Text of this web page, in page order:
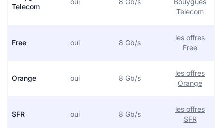
Telecom
oui 8 Gb/s
Bouygues
Telecom
Free oui 8 Gb/s
les offres
Free
Orange oui 8 Gb/s
les offres
Orange
SFR oui 8 Gb/s
les offres
SFR